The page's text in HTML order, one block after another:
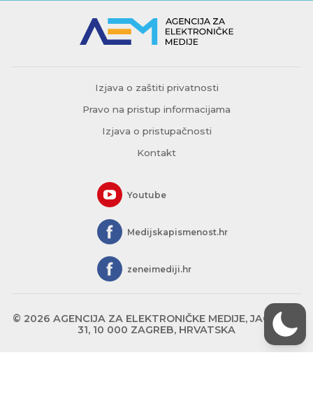
Izjava o zaštiti privatnosti
Pravo na pristup informacijama
Izjava o pristupačnosti
Kontakt
Youtube
Medijskapismenost.hr
zeneimediji.hr
© 2026 AGENCIJA ZA ELEKTRONIČKE MEDIJE, JAGIĆEVA
31, 10 000 ZAGREB, HRVATSKA